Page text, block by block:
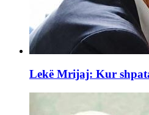
Lekë Mrijaj: Kur